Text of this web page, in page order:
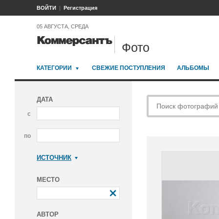
ВОЙТИ Регистрация
05 АВГУСТА, СРЕДА
Фото
КАТЕГОРИИ СВЕЖИЕ ПОСТУПЛЕНИЯ АЛЬБОМЫ
ДАТА
с
по
ИСТОЧНИК
МЕСТО
АВТОР